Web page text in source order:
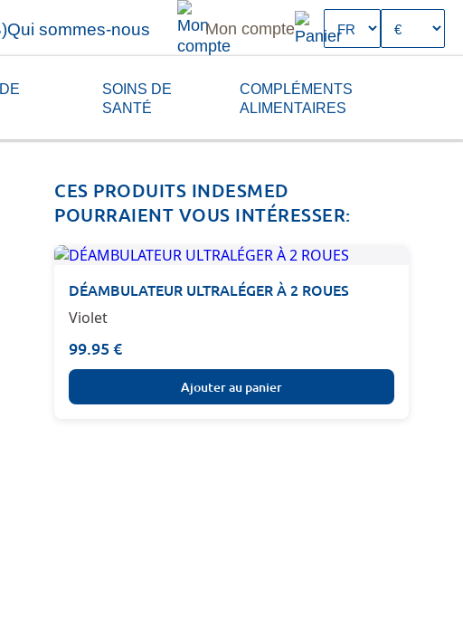
Qui sommes-nous Mon compte
SOINS DE
SANTÉ
COMPLÉMENTS
ALIMENTAIRES
CES PRODUITS INDESMED
POURRAIENT VOUS INTÉRESSER:
DÉAMBULATEUR ULTRALÉGER À 2 ROUES
Violet
99.95 €
Ajouter au panier